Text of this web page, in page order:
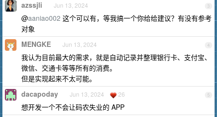
3
azssjli Jun 13, 2024
@aaniao002 这个可以有，等我搞一个你给给建议？有没有参考
对象
4
MENGKE Jun 13, 2024
我认为目前最大的需求，就是自动记录并整理银行卡、支付宝、
微信、交通卡等等所有的消费。
但是实现起来不太可能。
5
dacapoday Jun 13, 2024 26
想开发一个不会让码农失业的 APP